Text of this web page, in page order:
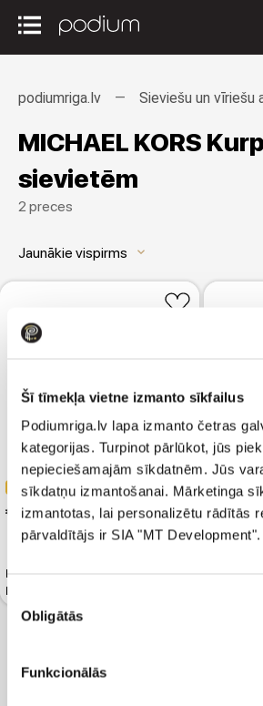
Šī tīmekļa vietne izmanto sīkfailus
Podiumriga.lv lapa izmanto četras
kategorijas. Turpinot pārlūkot, jūs
nepieciešamajām sīkdatnēm. Jūs
sīkdatņu izmantošanai. Mārketinga
izmantotas, lai personalizētu rādītās
pārvaldītājs ir SIA "MT Development".
Piekrišanas
izvēle
Obligātās
Funkcionālās
podiumriga.lv Sieviešu un vīriešu
MICHAEL KORS
sievietēm
2 preces
Jaunākie vispirms keyboard_arrow_down
-51%
89.00 179.99
Loferi MICHAEL KORS
Darrington Black
-40%